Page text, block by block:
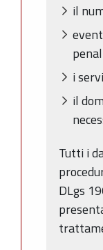
il
i
il
Tutti i
DLgs